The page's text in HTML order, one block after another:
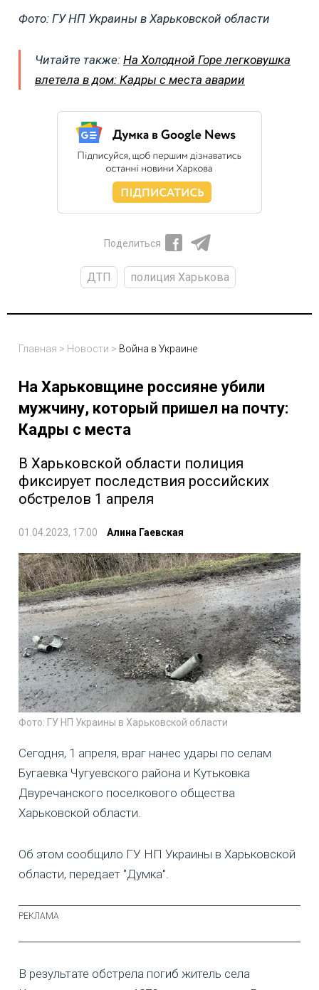
Фото: ГУ НП Украины в Харьковской области
Читайте также: На Холодной Горе легковушка
влетела в дом: Кадры с места аварии
Поделиться
ДТП полиция Харькова
Главная > Новости > Война в Украине
На Харьковщине россияне убили
мужчину, который пришел на почту:
Кадры с места
В Харьковской области полиция
фиксирует последствия российских
обстрелов 1 апреля
01.04.2023, 17:00 Алина Гаевская
Фото: ГУ НП Украины в Харьковской области
Сегодня, 1 апреля, враг нанес удары по селам
Бугаевка Чугуевского района и Кутьковка
Двуречанского поселкового общества
Харьковской области.
Об этом сообщило ГУ НП Украины в Харьковской
области, передает "Думка".
В результате обстрела погиб житель села